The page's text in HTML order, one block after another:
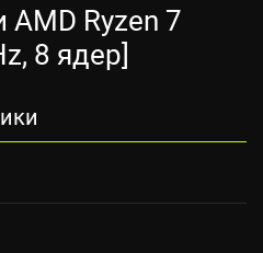
AMD Ryzen 7
8 ядер]